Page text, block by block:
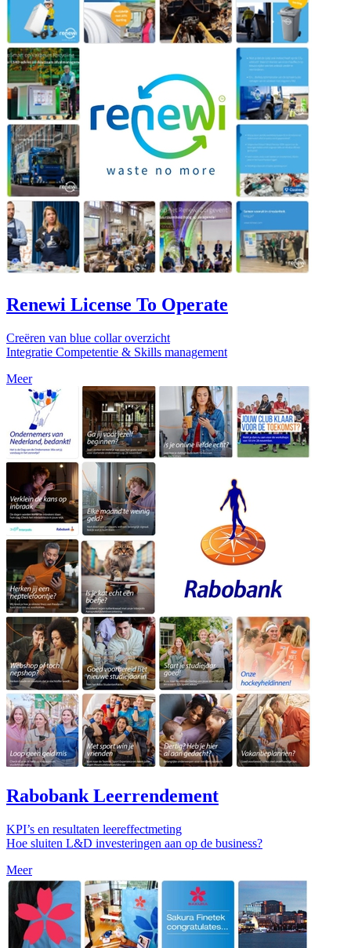
Renewi License To Operate
Creëren van blue collar overzicht
Integratie Competentie & Skills management
Meer
Rabobank Leerrendement
KPI’s en resultaten leereffectmeting
Hoe sluiten L&D investeringen aan op de business?
Meer